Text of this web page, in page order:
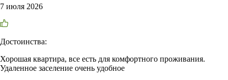
7 июля 2026
Достоинства:
Хорошая квартира, все есть для комфортного проживания.
Удаленное заселение очень удобное